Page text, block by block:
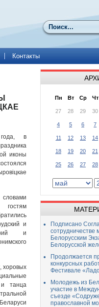
Поиск
Контакты
в
иконы
словами
и
и
хоровых
и танца
Пн Вт Ср Чт
27 28 29 30
4 5 6 7
11 12 13 14
18 19 20 21
25 26 27 28
Подписано
сотрудничестве
Белорусским
Белорусской
Продолжается
конкурсных
Фестивале
Молодежь из
участие в
съезде
православной